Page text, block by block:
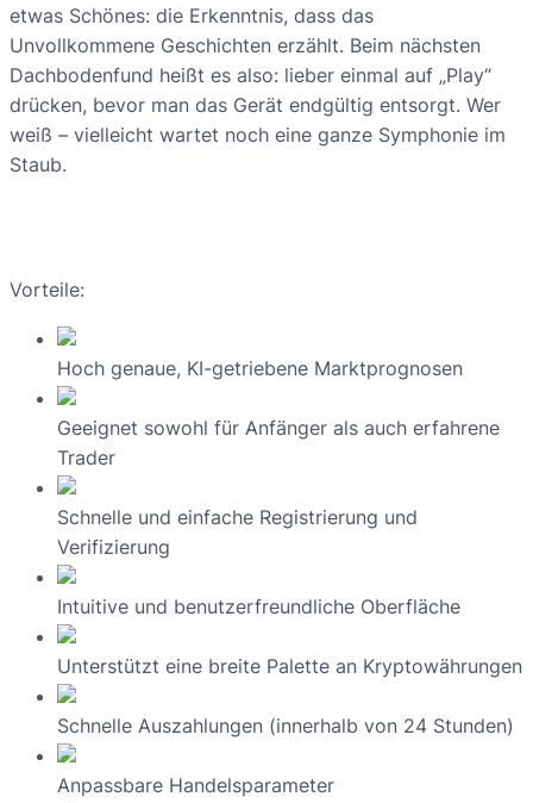
etwas Schönes: die Erkenntnis, dass das
Unvollkommene Geschichten erzählt. Beim nächsten
Dachbodenfund heißt es also: lieber einmal auf „Play“
drücken, bevor man das Gerät endgültig entsorgt. Wer
weiß – vielleicht wartet noch eine ganze Symphonie im
Staub.
Vorteile:
Hoch genaue, KI-getriebene Marktprognosen
Geeignet sowohl für Anfänger als auch erfahrene
Trader
Schnelle und einfache Registrierung und
Verifizierung
Intuitive und benutzerfreundliche Oberfläche
Unterstützt eine breite Palette an Kryptowährungen
Schnelle Auszahlungen (innerhalb von 24 Stunden)
Anpassbare Handelsparameter